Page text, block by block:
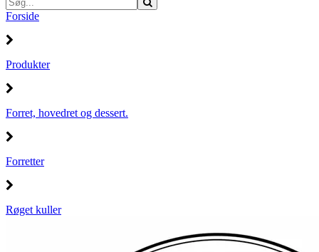
Forside
Produkter
Forret, hovedret og dessert.
Forretter
Røget kuller